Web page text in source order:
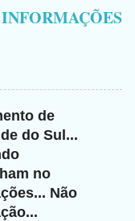
de
do Sul...
no
Não